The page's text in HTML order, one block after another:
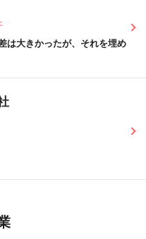
は大きかったが、それを埋め